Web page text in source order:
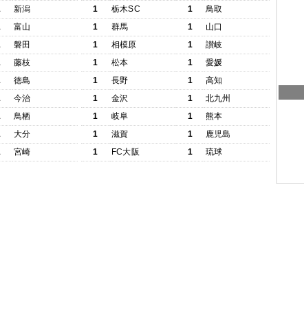
新潟
富山
磐田
藤枝
徳島
今治
鳥栖
大分
宮崎
1
栃木SC 1
鳥取
1
群馬 1
山口
1
相模原 1
讃岐
1
松本 1
愛媛
1
長野 1
高知
1
金沢 1
北九州
1
岐阜 1
熊本
1
滋賀 1
鹿児島
1
FC大阪 1 琉球